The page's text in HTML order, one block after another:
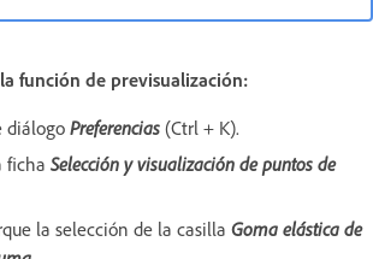
función de previsualización:
diálogoPreferencias (Ctrl + K).
ficha Selección y visualización de puntos de
la selección de la casilla Goma elástica de